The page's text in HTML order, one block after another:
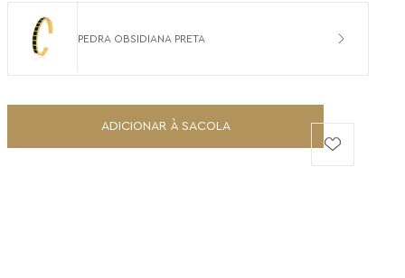
PEDRA OBSIDIANA PRETA
ADICIONAR À SACOLA